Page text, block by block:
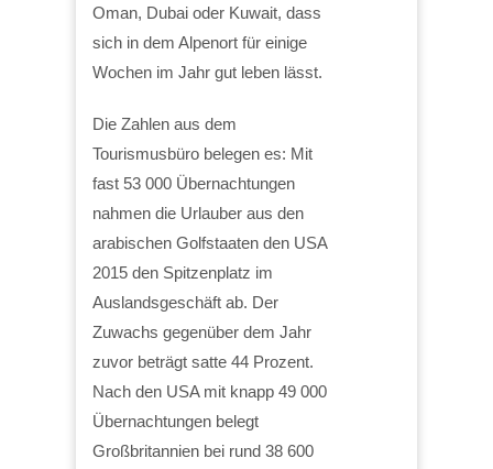
Oman, Dubai oder Kuwait, dass
sich in dem Alpenort für einige
Wochen im Jahr gut leben lässt.
Die Zahlen aus dem
Tourismusbüro belegen es: Mit
fast 53 000 Übernachtungen
nahmen die Urlauber aus den
arabischen Golfstaaten den USA
2015 den Spitzenplatz im
Auslandsgeschäft ab. Der
Zuwachs gegenüber dem Jahr
zuvor beträgt satte 44 Prozent.
Nach den USA mit knapp 49 000
Übernachtungen belegt
Großbritannien bei rund 38 600